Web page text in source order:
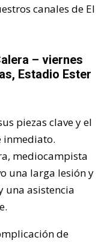
canales de El
– viernes
Estadio Ester
piezas clave y el
inmediato.
mediocampista
una larga lesión y
una asistencia
de